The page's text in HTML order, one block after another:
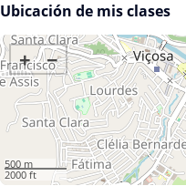
Ubicación de mis clases
+ −
500 m
2000 ft